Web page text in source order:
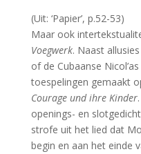
(Uit: ‘Papier’, p.52-53)
Maar ook
Voegwerk. Naast
of de Cubaanse
toespelingen gemaakt
Courage und ihre Kinder
openings- en
strofe uit het lied dat
begin en aan het einde